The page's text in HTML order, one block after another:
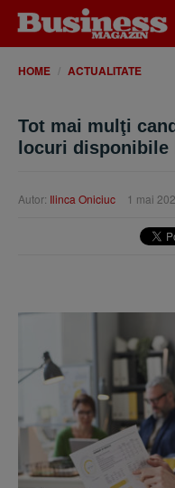
HOME ACTUALITATE
Tot mai mulţi
locuri
Autor: Ilinca Oniciuc 1 mai